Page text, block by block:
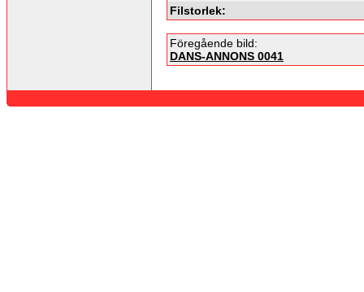
Filstorlek:
Föregående bild:
DANS-ANNONS 0041